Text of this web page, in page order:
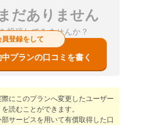
だありません
投稿してみませんか？
員登録をして
プランの口コミを書く
にこのプランへ変更したユーザー
読むことができます。
サービスを用いて有償取得した口